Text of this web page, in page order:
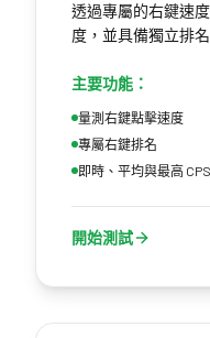
透過專屬的右鍵速
度，並具備獨立排
主要功能：
量測右鍵點擊速度
專屬右鍵排名
即時、平均與最高 CPS
開始測試